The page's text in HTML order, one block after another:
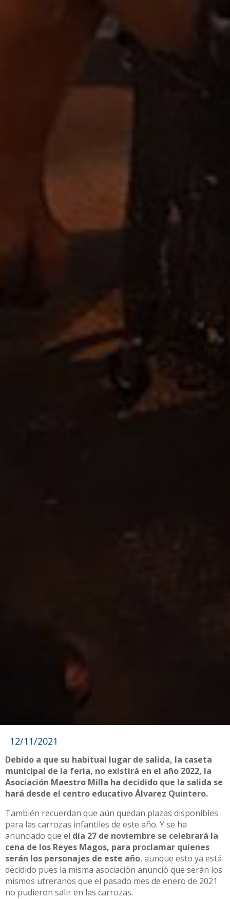
12/11/2021
Debido a que su habitual lugar de salida, la caseta
municipal de la feria, no existirá en el año 2022, la
Asociación Maestro Milla ha decidido que la salida se
hará desde el centro educativo Álvarez Quintero.
También recuerdan que aún quedan plazas disponibles
para las carrozas infantiles de este año. Y se ha
anunciado que el día 27 de noviembre se celebrará la
cena de los Reyes Magos, para proclamar quienes
serán los personajes de este año, aunque esto ya está
decidido pues la misma asociación anunció que serán los
mismos utreranos que el pasado mes de enero de 2021
no pudieron salir en las carrozas.